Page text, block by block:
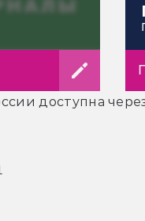
доступна